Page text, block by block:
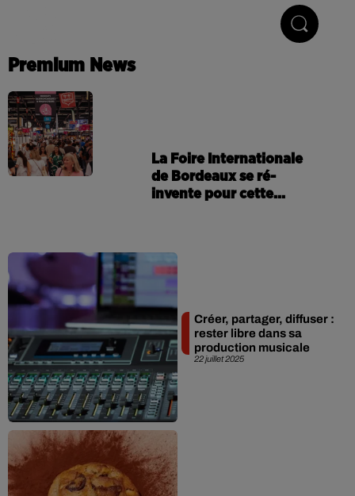
Premium News
La Foire Internationale
de Bordeaux se ré-
invente pour cette...
22 juillet 2025
Créer, partager, diffuser :
rester libre dans sa
production musicale